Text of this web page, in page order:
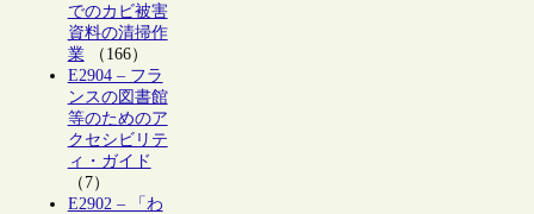
でのカビ被害
資料の清掃作
業（166）
E2904 – フラ
ンスの図書館
等のためのア
クセシビリテ
ィ・ガイド
（7）
E2902 – 「わ